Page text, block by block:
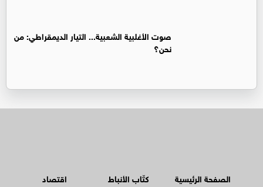
صوت الأغلبية الشعبية... التيار الديمقراطي: من
نحن؟
الصفحة الرئيسية
كتّاب الأنباط
اقتصاد